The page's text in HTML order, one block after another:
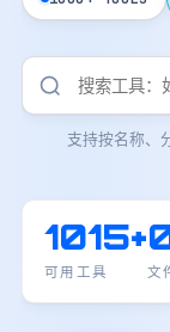
支持按名称、
1015+
可用工具 文